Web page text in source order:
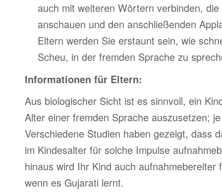
auch mit weiteren Wörtern verbinden,
anschauen und den anschließenden
Eltern werden Sie erstaunt sein, wie
Scheu, in der fremden Sprache zu
Informationen für Eltern:
Aus biologischer Sicht ist es sinnvoll, ein
Alter einer fremden Sprache auszusetzen;
Verschiedene Studien haben gezeigt, dass
im Kindesalter für solche Impulse
hinaus wird Ihr Kind auch aufnahmebereiter
wenn es Gujarati lernt.